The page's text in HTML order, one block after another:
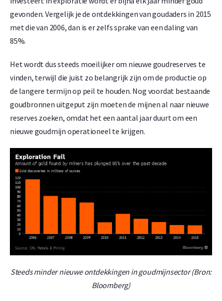
gevonden. Vergelijk je de ontdekkingen van goudaders in 2015
met die van 2006, dan is er zelfs sprake van een daling van
85%.
Het wordt dus steeds moeilijker om nieuwe goudreserves te
vinden, terwijl die juist zo belangrijk zijn om de productie op
de langere termijn op peil te houden. Nog voordat bestaande
goudbronnen uitgeput zijn moeten de mijnen al naar nieuwe
reserves zoeken, omdat het een aantal jaar duurt om een
nieuwe goudmijn operationeel te krijgen.
Steeds minder nieuwe ontdekkingen in goudmijnsector (Bron:
Bloomberg)